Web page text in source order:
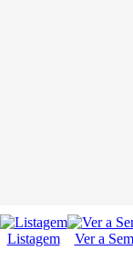
Listagem Ver a